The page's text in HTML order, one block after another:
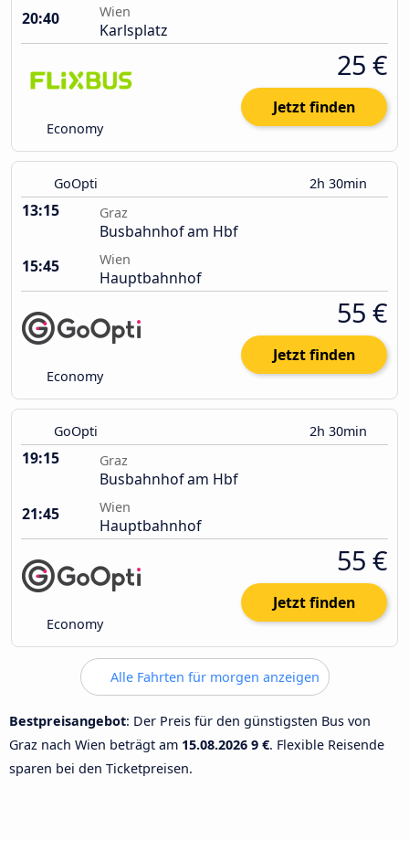
20:40
Wien
Karlsplatz
Economy
25 €
Jetzt finden
GoOpti 2h 30min
13:15 Graz
Busbahnhof am Hbf
15:45
Wien
Hauptbahnhof
Economy
55 €
Jetzt finden
GoOpti 2h 30min
19:15 Graz
Busbahnhof am Hbf
21:45
Wien
Hauptbahnhof
Economy
55 €
Jetzt finden
Alle Fahrten für morgen anzeigen
Bestpreisangebot: Der Preis für den günstigsten Bus von
Graz nach Wien beträgt am 15.08.2026 9 €. Flexible Reisende
sparen bei den Ticketpreisen.